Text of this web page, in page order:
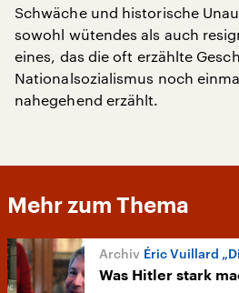
Schwäche und historische
sowohl wütendes als auch
eines, das die oft erzählte
Nationalsozialismus noch
nahegehend erzählt.
Mehr zum Thema
Éric Vuillard
Was Hitler stark